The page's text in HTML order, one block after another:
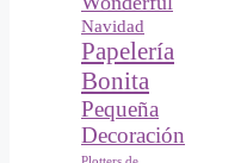
Navidad
Papelería
Bonita
Pequeña
Decoración